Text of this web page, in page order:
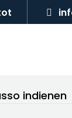
indienen